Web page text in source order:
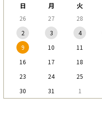
日 月 火
26 27 28
2
3 4
9
10 11
16
17 18
23
24 25
30
31 1